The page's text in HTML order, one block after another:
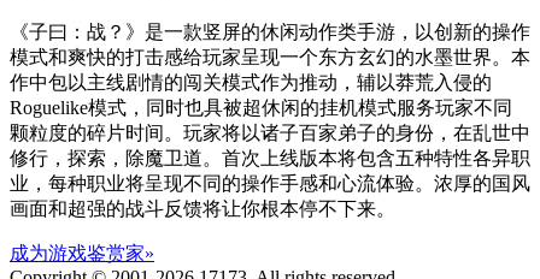
《子曰：战？》是一款竖屏的休闲动作类手游，以创新的操作
模式和爽快的打击感给玩家呈现一个东方玄幻的水墨世界。本
作中包以主线剧情的闯关模式作为推动，辅以莽荒入侵的
Roguelike模式，同时也具被超休闲的挂机模式服务玩家不同
颗粒度的碎片时间。玩家将以诸子百家弟子的身份，在乱世中
修行，探索，除魔卫道。首次上线版本将包含五种特性各异职
业，每种职业将呈现不同的操作手感和心流体验。浓厚的国风
画面和超强的战斗反馈将让你根本停不下来。
成为游戏鉴赏家»